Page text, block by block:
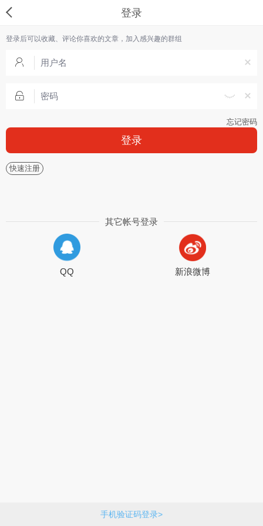
登录
登录后可以收藏、评论你喜欢的文章，加入感兴趣的群组
忘记密码
登录
快速注册
手机验证码登录>
其它帐号登录
QQ 新浪微博